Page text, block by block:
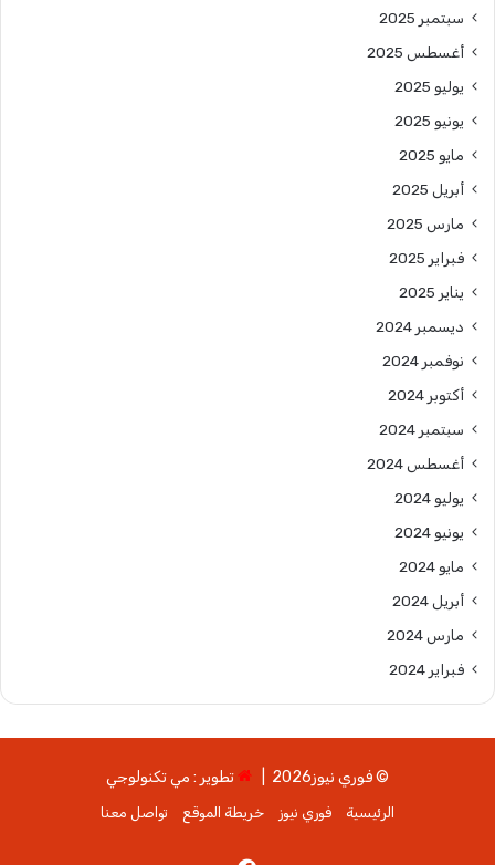
سبتمبر 2025
أغسطس 2025
يوليو 2025
يونيو 2025
مايو 2025
أبريل 2025
مارس 2025
فبراير 2025
يناير 2025
ديسمبر 2024
نوفمبر 2024
أكتوبر 2024
سبتمبر 2024
أغسطس 2024
يوليو 2024
يونيو 2024
مايو 2024
أبريل 2024
مارس 2024
فبراير 2024
© فوري نيوز2026 | تطوير : مي تكنولوجي
الرئيسية فوري نيوز خريطة الموقع تواصل معنا